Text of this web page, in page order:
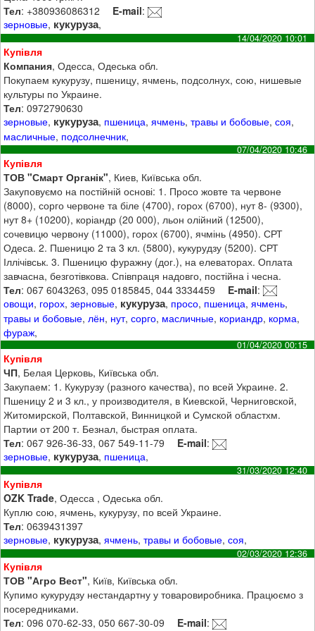
Тел: +380936086312 E-mail:
зерновые, кукуруза,
14/04/2020 10:01
Купівля
Компания, Одесса, Одеська обл.
Покупаем кукурузу, пшеницу, ячмень, подсолнух, сою, нишевые
культуры по Украине.
Тел: 0972790630
зерновые, кукуруза, пшеница,ячмень,травы и бобовые,соя,
масличные, подсолнечник,
07/04/2020 10:46
Купівля
ТОВ "Смарт Органік", Киев, Київська обл.
Закуповуємо на постійній основі: 1. Просо жовте та червоне
(8000), сорго червоне та біле (4700), горох (6700), нут 8- (9300),
нут 8+ (10200), коріандр (20 000), льон олійний (12500),
сочевицю червону (11000), горох (6700), ячмінь (4950). СРТ
Одеса. 2. Пшеницю 2 та 3 кл. (5800), кукурудзу (5200). СРТ
Іллічівськ. 3. Пшеницю фуражну (дог.), на елеваторах. Оплата
завчасна, безготівкова. Співпраця надовго, постійна і чесна.
Тел: 067 6043263, 095 0185845, 044 3334459 E-mail:
овощи, горох,зерновые, кукуруза, просо, пшеница,ячмень,
травы и бобовые, лён, нут,сорго, масличные, кориандр, корма,
фураж,
01/04/2020 00:15
Купівля
ЧП, Белая Церковь, Київська обл.
Закупаем: 1. Кукурузу (разного качества), по всей Украине. 2.
Пшеницу 2 и 3 кл., у производителя, в Киевской, Черниговской,
Житомирской, Полтавской, Винницкой и Сумской областхм.
Партии от 200 т. Безнал, быстрая оплата.
Тел: 067 926-36-33, 067 549-11-79 E-mail:
зерновые, кукуруза, пшеница,
31/03/2020 12:40
Купівля
OZK Trade, Одесса , Одеська обл.
Куплю сою, ячмень, кукурузу, по всей Украине.
Тел: 0639431397
зерновые, кукуруза,ячмень,травы и бобовые,соя,
02/03/2020 12:36
Купівля
ТОВ "Агро Вест", Київ, Київська обл.
Купимо кукурудзу нестандартну у товаровиробника. Працюємо з
посередниками.
Тел: 096 070-62-33, 050 667-30-09 E-mail: